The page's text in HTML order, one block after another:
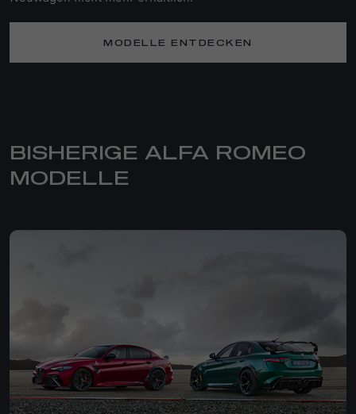
MODELLE ENTDECKEN
BISHERIGE ALFA ROMEO
MODELLE